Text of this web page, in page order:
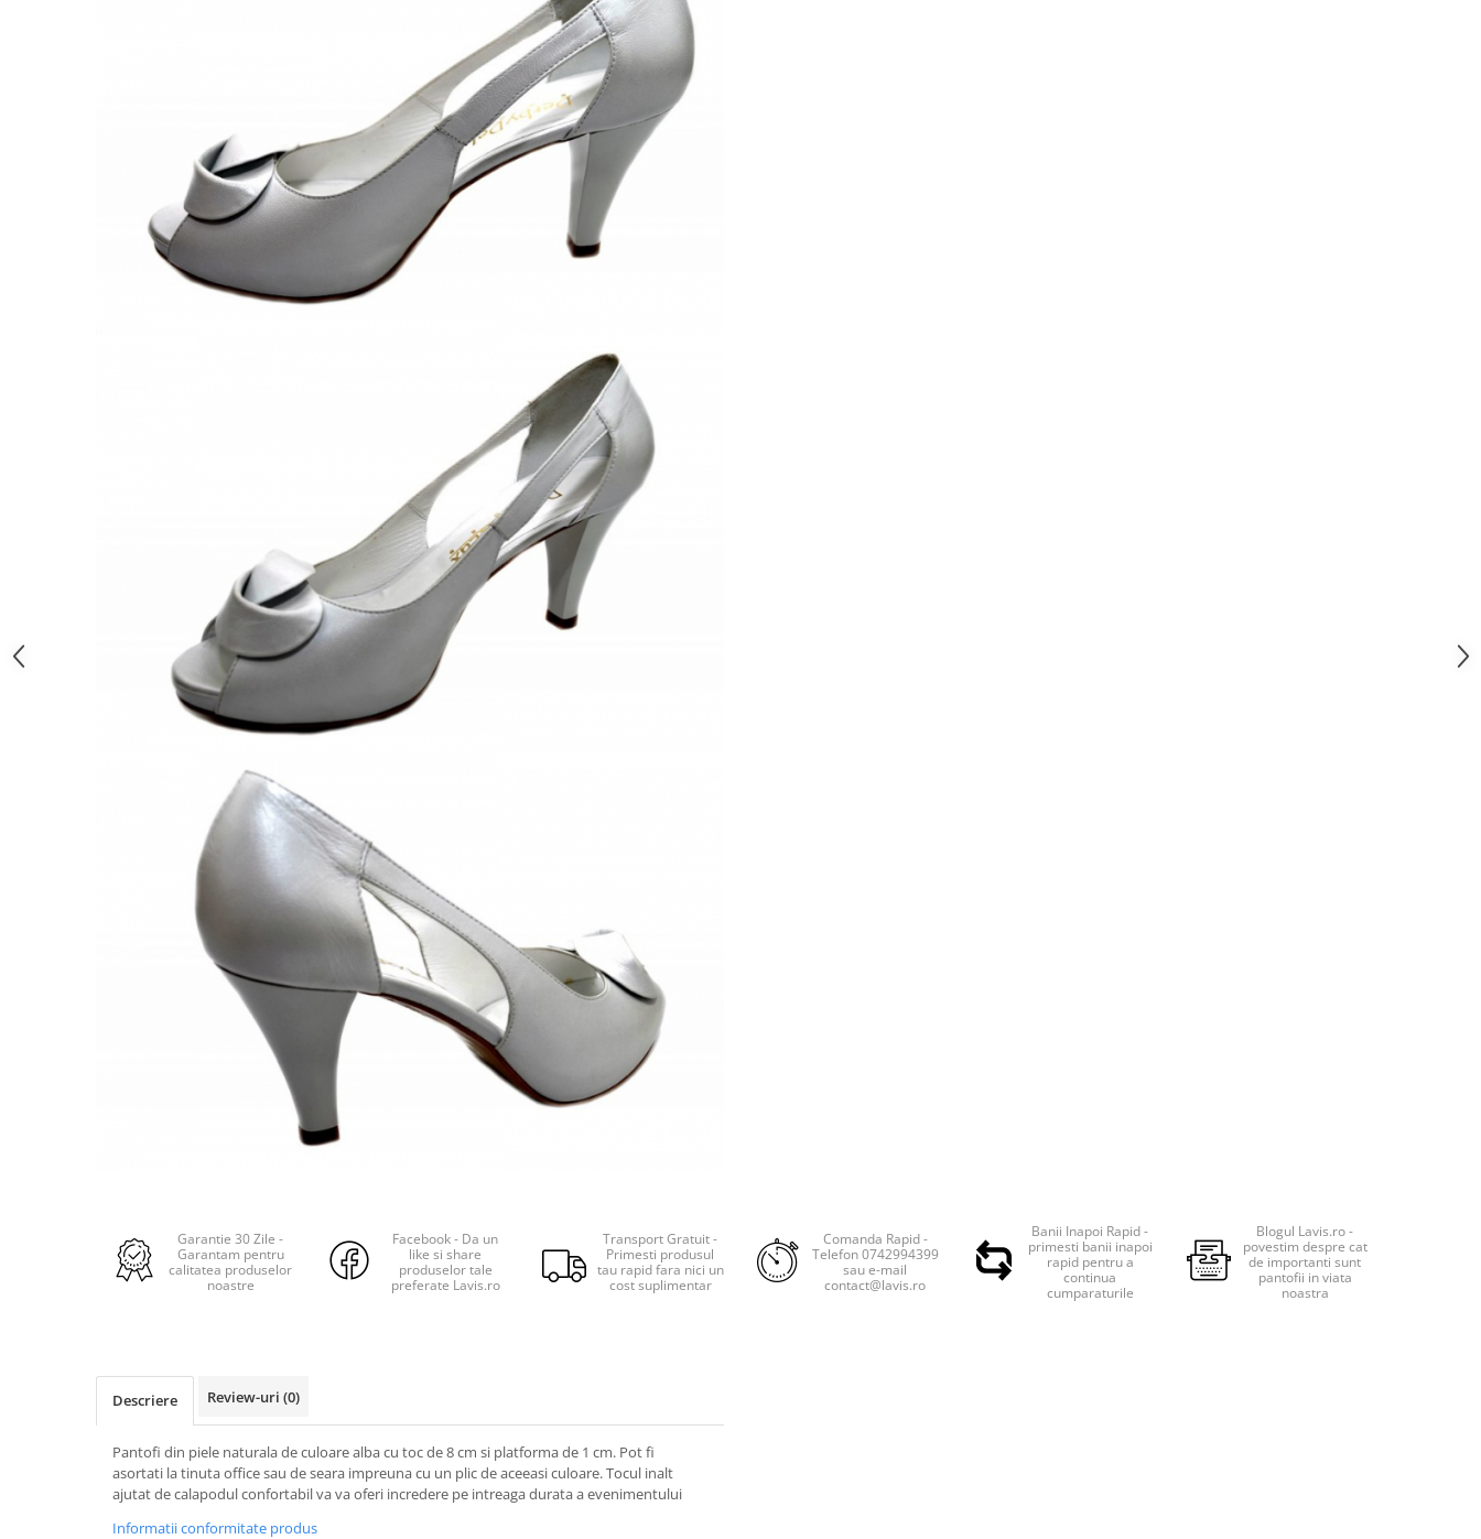
Garantie 30 Zile -
Garantam pentru
calitatea produselor
noastre
Facebook - Da un
like si share
produselor tale
preferate Lavis.ro
Transport Gratuit -
Primesti produsul
tau rapid fara nici un
cost suplimentar
Comanda Rapid -
Telefon 0742994399
sau e-mail
contact@lavis.ro
Banii Inapoi Rapid -
primesti banii inapoi
rapid pentru a
continua
cumparaturile
Blogul Lavis.ro -
povestim despre cat
de importanti sunt
pantofii in viata
noastra
Descriere Review-uri (0)
Pantofi din piele naturala de culoare alba cu toc de 8 cm si platforma de 1 cm. Pot fi
asortati la tinuta office sau de seara impreuna cu un plic de aceeasi culoare. Tocul inalt
ajutat de calapodul confortabil va va oferi incredere pe intreaga durata a evenimentului
Informatii conformitate produs